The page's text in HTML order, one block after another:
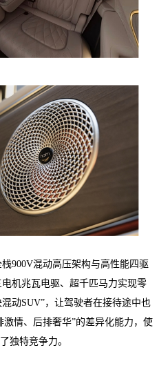
900V混动高压架构与高性能四驱
机兆瓦电驱、超千匹马力实现零
动SUV”，让驾驶者在接待途中也
情、后排奢华”的差异化能力，使
独特竞争力。